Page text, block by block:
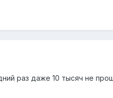
раз даже 10 тысяч не